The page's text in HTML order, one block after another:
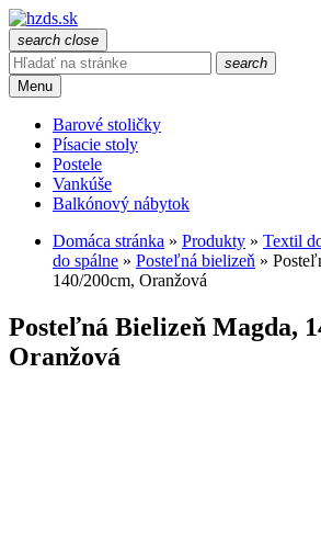
search close
search
Menu
Barové stoličky
Písacie stoly
Postele
Vankúše
Balkónový nábytok
Domáca stránka » Produkty » Textil
do spálne » Posteľná bielizeň »
140/200cm, Oranžová
Posteľná Bielizeň Magda,
Oranžová